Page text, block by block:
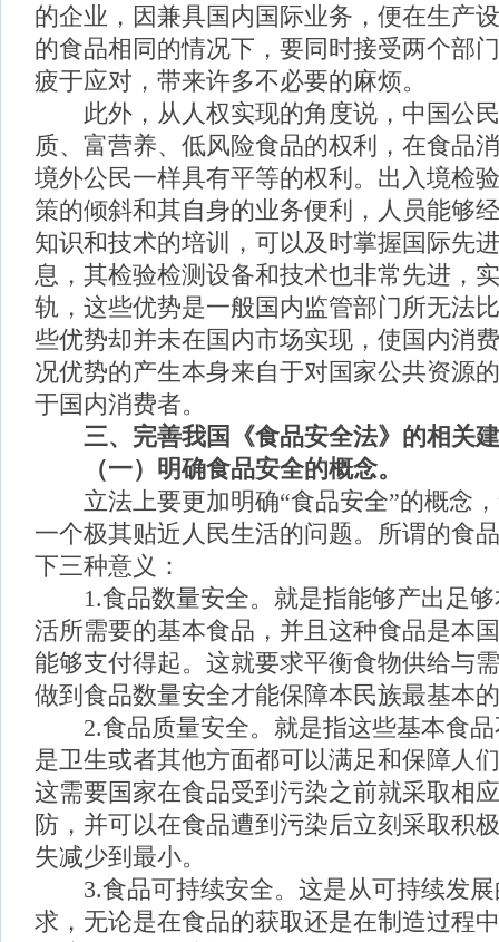
的企业，因兼具国内国际业务，便在生产
的食品相同的情况下，要同时接受两个部
疲于应对，带来许多不必要的麻烦。
此外，从人权实现的角度说，中国公民
质、富营养、低风险食品的权利，在食品
境外公民一样具有平等的权利。出入境检
策的倾斜和其自身的业务便利，人员能够
知识和技术的培训，可以及时掌握国际先
息，其检验检测设备和技术也非常先进，
轨，这些优势是一般国内监管部门所无法
些优势却并未在国内市场实现，使国内消
况优势的产生本身来自于对国家公共资源
于国内消费者。
三、完善我国《食品安全法》的相关
（一）明确食品安全的概念。
立法上要更加明确“食品安全”的概念，
一个极其贴近人民生活的问题。所谓的食
下三种意义：
1.食品数量安全。就是指能够产出足够
活所需要的基本食品，并且这种食品是本
能够支付得起。这就要求平衡食物供给与
做到食品数量安全才能保障本民族最基本
2.食品质量安全。就是指这些基本食品
是卫生或者其他方面都可以满足和保障人
这需要国家在食品受到污染之前就采取相
防，并可以在食品遭到污染后立刻采取积
失减少到最小。
3.食品可持续安全。这是从可持续发展
求，无论是在食品的获取还是在制造过程